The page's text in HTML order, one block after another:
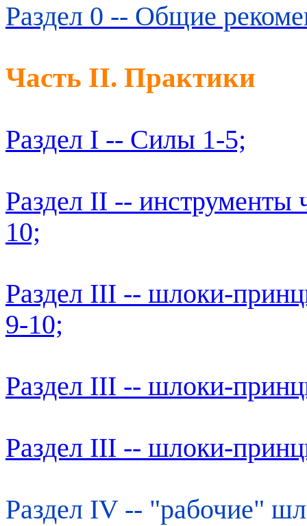
Раздел 0 -- Общие
Часть II. Практики
Раздел I -- Силы 1-5;
Раздел II -- инструменты
10;
Раздел III -- шлоки-
9-10;
Раздел III -- шлоки-
Раздел III -- шлоки-
Раздел IV -- "рабочие"